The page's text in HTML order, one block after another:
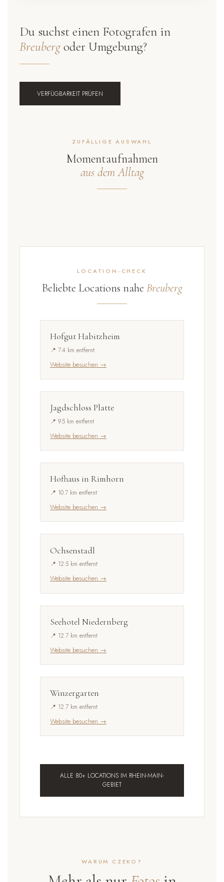
Du suchst einen Fotografen in
Breubergoder Umgebung?
VERFÜGBARKEIT PRÜFEN
ZUFÄLLIGE AUSWAHL
Momentaufnahmen
aus dem Alltag
LOCATION-CHECK
Beliebte Locations nahe Breuberg
Hofgut Habitzheim
📍 7.4 km entfernt
Website besuchen →
Jagdschloss Platte
📍 9.5 km entfernt
Website besuchen →
Hofhaus in Rimhorn
📍 10.7 km entfernt
Website besuchen →
Ochsenstadl
📍 12.5 km entfernt
Website besuchen →
Seehotel Niedernberg
📍 12.7 km entfernt
Website besuchen →
Winzergarten
📍 12.7 km entfernt
Website besuchen →
ALLE 80+ LOCATIONS IM RHEIN-MAIN-
GEBIET
WARUM CZEKO?